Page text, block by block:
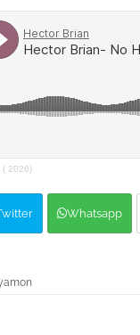
( 2026)
Whatsapp